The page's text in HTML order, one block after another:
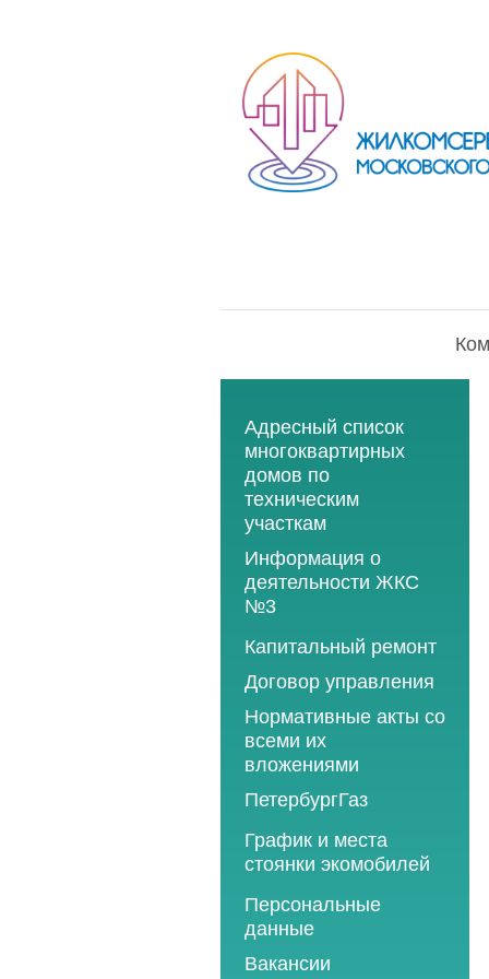
Адресный список
многоквартирных
домов по
техническим
участкам
Информация о
деятельности ЖКС
№3
Программы
2013 год
2014 год
2015 год
2016 год
2017 год
2018 год
Капитальный ремонт
Договор управления
Нормативные акты со
всеми их
вложениями
ПетербургГаз
2018 год
2019 год
2020 год
2021 год
2022 год
График и места
стоянки экомобилей
2019 год
2020 год
2021 год
Персональные
данные
Вакансии